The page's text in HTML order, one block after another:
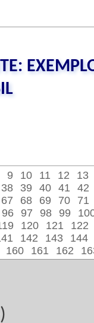
9 10 11 12
13
38 39 40 41
42
67 68 69 70
71
96 97 98 99
120 121
122
142 143
144
160 161 162